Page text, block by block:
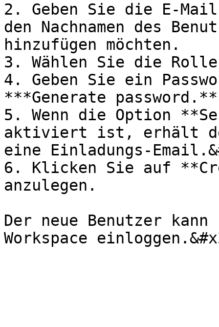
2. Geben Sie die E-
den Nachnamen des
hinzufügen möchten.
3. Wählen Sie die
4. Geben Sie ein
***Generate
5. Wenn die Option
aktiviert ist, erhält
eine Einladungs-
6. Klicken Sie auf
anzulegen.
Der neue Benutzer